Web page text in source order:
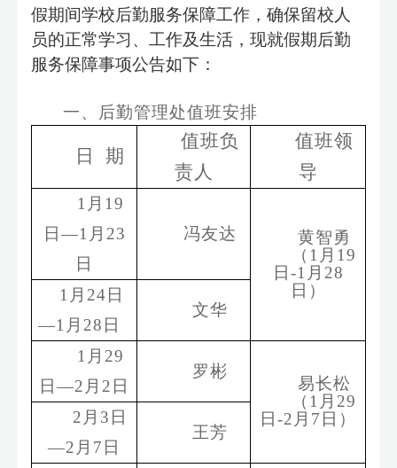
假期间学校后勤服务保障工作，确保留校 人
员的正常学习、工作及生活，现就假期后勤
服务保障事项公告如下：
一、 后勤管理处值班安排
日 期
值班负
责人
值班领
导
1 月 19
日 —1 月 23
日
冯友达
黄智勇
（ 1 月 19
日 -1 月 28
日）
1 月 24 日
—1 月 28 日
文华
1 月 29
日 —2 月 2 日
罗彬
易长松
（ 1 月 29
日 -2 月 7 日）
2 月 3 日
—2 月 7 日
王芳